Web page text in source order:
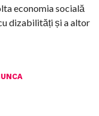
economia socială
dizabilități și a altor